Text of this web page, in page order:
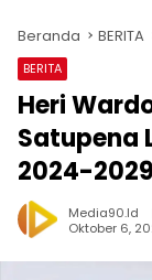
Beranda BERITA
BERITA
Heri
Satupena
2024-2029
Media90.id
Oktober 6,